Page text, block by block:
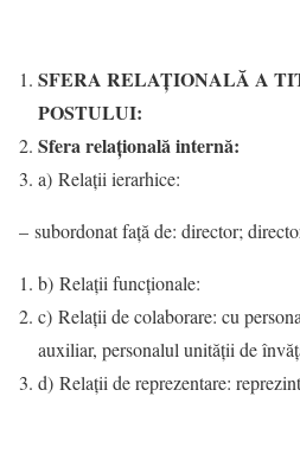
SFERA RELAŢIONALĂ A
POSTULUI:
Sfera relaţională internă:
a) Relaţii ierarhice:
– subordonat faţă de: director;
b) Relaţii funcţionale:
c) Relaţii de colaborare: cu
auxiliar, personalul unității de
d) Relaţii de reprezentare: